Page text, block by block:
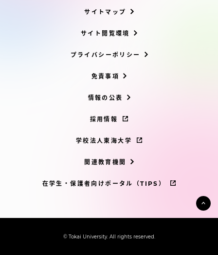
サイトマップ
サイト閲覧環境
プライバシーポリシー
免責事項
情報の公表
採用情報
学校法人東海大学
関連教育機関
在学生・保護者向けポータル（TIPS）
© Tokai University. All rights reserved.